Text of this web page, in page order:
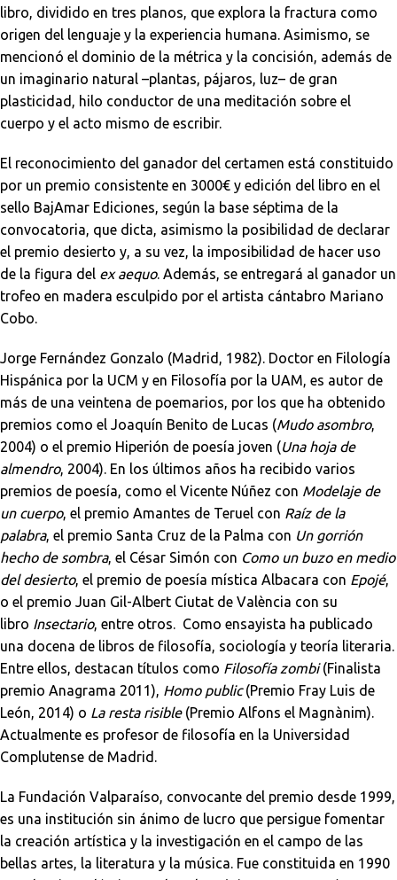
libro, dividido en tres planos, que explora la fractura como
origen del lenguaje y la experiencia humana. Asimismo, se
mencionó el dominio de la métrica y la concisión, además de
un imaginario natural –plantas, pájaros, luz– de gran
plasticidad, hilo conductor de una meditación sobre el
cuerpo y el acto mismo de escribir.
El reconocimiento del ganador del certamen está constituido
por un premio consistente en 3000€ y edición del libro en el
sello BajAmar Ediciones, según la base séptima de la
convocatoria, que dicta, asimismo la posibilidad de declarar
el premio desierto y, a su vez, la imposibilidad de hacer uso
de la figura del ex aequo. Además, se entregará al ganador un
trofeo en madera esculpido por el artista cántabro Mariano
Cobo.
Jorge Fernández Gonzalo (Madrid, 1982). Doctor en Filología
Hispánica por la UCM y en Filosofía por la UAM, es autor de
más de una veintena de poemarios, por los que ha obtenido
premios como el Joaquín Benito de Lucas (Mudo asombro,
2004) o el premio Hiperión de poesía joven (Una hoja de
almendro, 2004). En los últimos años ha recibido varios
premios de poesía, como el Vicente Núñez con Modelaje de
un cuerpo, el premio Amantes de Teruel con Raíz de la
palabra, el premio Santa Cruz de la Palma con Un gorrión
hecho de sombra, el César Simón con Como un buzo en medio
del desierto, el premio de poesía mística Albacara con Epojé,
o el premio Juan Gil-Albert Ciutat de València con su
libro Insectario, entre otros. Como ensayista ha publicado
una docena de libros de filosofía, sociología y teoría literaria.
Entre ellos, destacan títulos como Filosofía zombi(Finalista
premio Anagrama 2011), Homo public(Premio Fray Luis de
León, 2014) o La resta risible (Premio Alfons el Magnànim).
Actualmente es profesor de filosofía en la Universidad
Complutense de Madrid.
La Fundación Valparaíso, convocante del premio desde 1999,
es una institución sin ánimo de lucro que persigue fomentar
la creación artística y la investigación en el campo de las
bellas artes, la literatura y la música. Fue constituida en 1990